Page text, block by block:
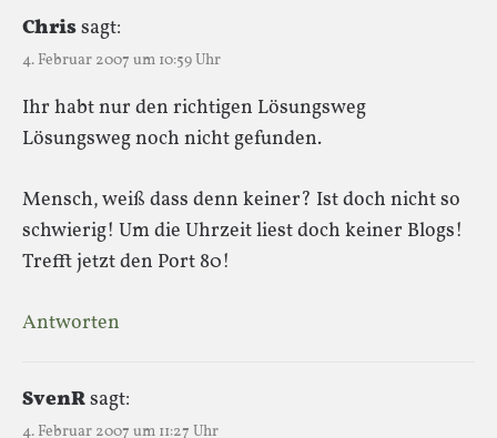
Chrissagt:
4. Februar 2007 um 10:59 Uhr
Ihr habt nur den richtigen Lösungsweg
Lösungsweg noch nicht gefunden.
Mensch, weiß dass denn keiner? Ist doch nicht so
schwierig! Um die Uhrzeit liest doch keiner Blogs!
Trefft jetzt den Port 80!
Antworten
SvenRsagt:
4. Februar 2007 um 11:27 Uhr